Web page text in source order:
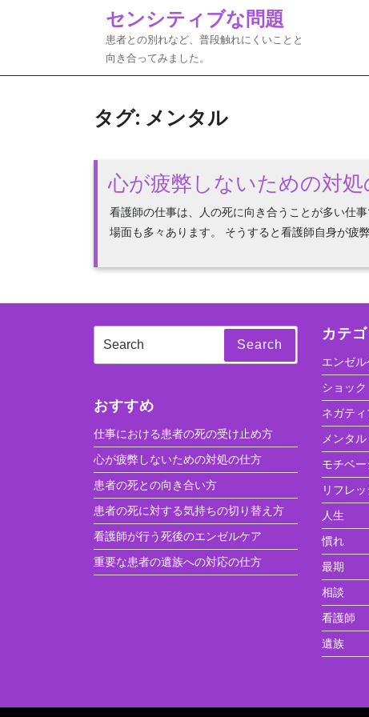
センシティブな問題
患者との別れなど、普段触れにくいことと
向き合ってみました。
タグ: メンタル
心が疲弊しないための対処
看護師の仕事は、人の死に向き合うことが多い仕
場面も多々あります。 そうすると看護師自身が疲
for:
Search
おすすめ
仕事における患者の死の受け止め方
心が疲弊しないための対処の仕方
患者の死との向き合い方
患者の死に対する気持ちの切り替え方
看護師が行う死後のエンゼルケア
重要な患者の遺族への対応の仕方
カテ
エンゼ
ショック
ネガテ
メンタル
モチベ
リフレ
人生
慣れ
最期
相談
看護師
遺族